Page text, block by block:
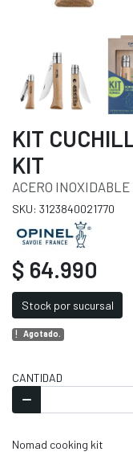
KIT
KIT
ACERO INOXIDABLE
SKU: 3123840021770
$ 64.990
Stock por sucursal
Agotado.
CANTIDAD
Nomad cooking kit